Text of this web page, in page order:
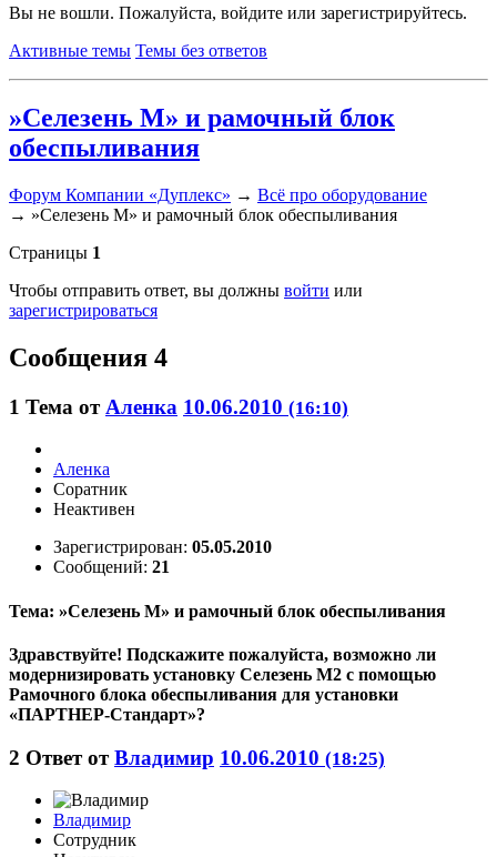
Вы не вошли. Пожалуйста, войдите или зарегистрируйтесь.
Активные темы Темы без ответов
»Селезень М» и рамочный блок
обеспыливания
Форум Компании «Дуплекс» → Всё про оборудование
→ »Селезень М» и рамочный блок обеспыливания
Страницы 1
Чтобы отправить ответ, вы должны войти или
зарегистрироваться
Сообщения 4
1 Тема от Аленка 10.06.2010 (16:10)
Аленка
Соратник
Неактивен
Зарегистрирован: 05.05.2010
Сообщений: 21
Тема: »Селезень М» и рамочный блок обеспыливания
Здравствуйте! Подскажите пожалуйста, возможно ли
модернизировать установку Селезень М2 с помощью
Рамочного блока обеспыливания для установки
«ПАРТНЕР-Стандарт»?
2 Ответ отВладимир 10.06.2010 (18:25)
Владимир
Сотрудник